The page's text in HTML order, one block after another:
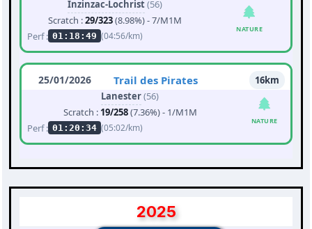
Inzinzac-Lochrist(56)
Scratch :29/323(8.98%) - 7/M1M
Perf : 01:18:49 (04:56/km)
NATURE
25/01/2026 Trail des Pirates
16km
Lanester(56)
Scratch : 19/258(7.36%) - 1/M1M
Perf : 01:20:34 (05:02/km)
NATURE
2025